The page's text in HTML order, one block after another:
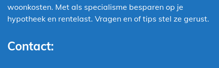
woonkosten. Met als specialisme besparen op je
hypotheek en rentelast. Vragen en of tips stel ze gerust.
Contact: